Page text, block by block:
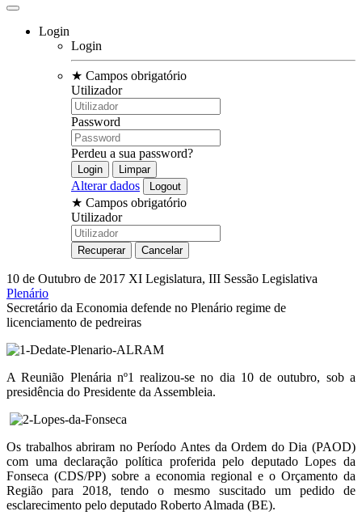
Login
Login
★ Campos obrigatório
Utilizador
Password
Perdeu a sua password?
Alterar dados
★ Campos obrigatório
Utilizador
10 de Outubro de 2017 XI Legislatura, III Sessão Legislativa
Plenário
Secretário da Economia defende no Plenário regime de
licenciamento de pedreiras
A Reunião Plenária nº1 realizou-se no dia 10 de outubro, sob a
presidência do Presidente da Assembleia.
Os trabalhos abriram no Período Antes da Ordem do Dia (PAOD)
com uma declaração política proferida pelo deputado Lopes da
Fonseca (CDS/PP) sobre a economia regional e o Orçamento da
Região para 2018, tendo o mesmo suscitado um pedido de
esclarecimento pelo deputado Roberto Almada (BE).